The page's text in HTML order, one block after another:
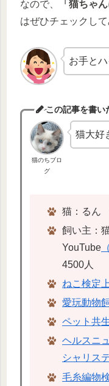
なので、
「猫ちゃ
はぜひチェックして
お手と
この記事を書い
猫のちブロ
グ
猫大好
猫：るん
飼い主：
YouTube
4500人
ねこ検定
愛玩動物
ペット共
ヘルスニ
シャリス
毛糸編物